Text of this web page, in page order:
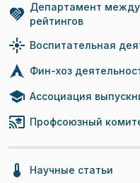
Департамент
рейтингов
Воспитательная
Фин-хоз
Ассоциация
Профсоюзный
Научные статьи